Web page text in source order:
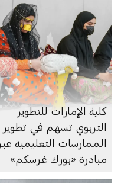
كلية الإمارات للتطوير
التربوي تسهم في تطوير
الممارسات التعليمية عبر
مبادرة «بورك غرسكم»